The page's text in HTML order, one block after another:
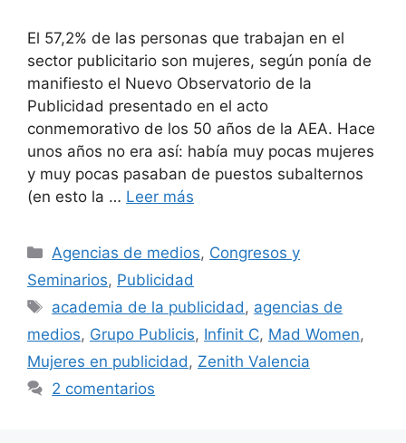
El 57,2% de las personas que trabajan en el
sector publicitario son mujeres, según ponía de
manifiesto el Nuevo Observatorio de la
Publicidad presentado en el acto
conmemorativo de los 50 años de la AEA. Hace
unos años no era así: había muy pocas mujeres
y muy pocas pasaban de puestos subalternos
(en esto la … Leer más
Categorías
Agencias de medios, Congresos y
Seminarios, Publicidad
Etiquetas
academia de la publicidad , agencias de
medios, Grupo Publicis, Infinit C, Mad Women,
Mujeres en publicidad , Zenith Valencia
2 comentarios